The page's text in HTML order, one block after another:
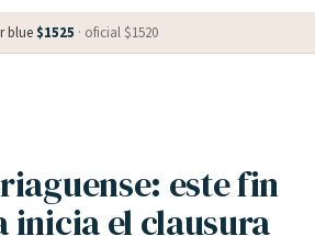
blue $1525 · oficial $1520
este fin
inicia el clausura